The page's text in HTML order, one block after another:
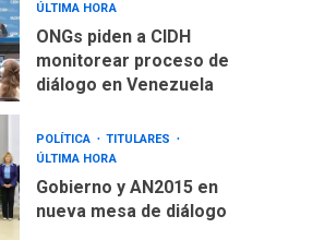
ÚLTIMA HORA
ONGs piden a CIDH
monitorear proceso de
diálogo en Venezuela
POLÍTICA
TITULARES
ÚLTIMA HORA
Gobierno y AN2015 en
nueva mesa de diálogo